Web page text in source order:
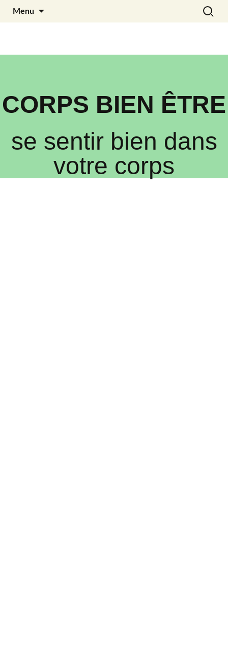
Julia Noyel
Menu
CORPS BIEN ÊTRE
se sentir bien dans
votre corps